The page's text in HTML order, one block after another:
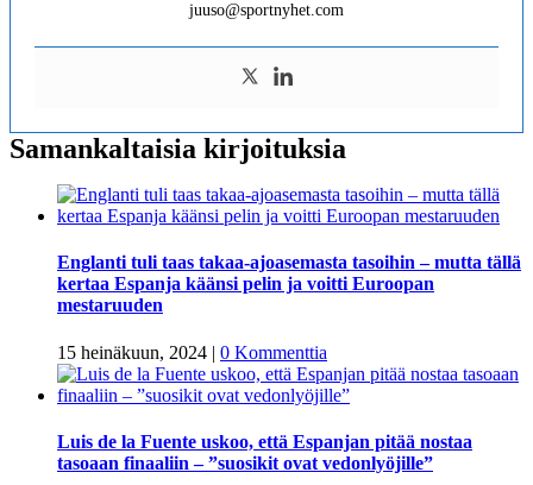
juuso@sportnyhet.com
Samankaltaisia kirjoituksia
Englanti tuli taas takaa-ajoasemasta tasoihin – mutta tällä
kertaa Espanja käänsi pelin ja voitti Euroopan
mestaruuden
15 heinäkuun, 2024 | 0 Kommenttia
Luis de la Fuente uskoo, että Espanjan pitää nostaa
tasoaan finaaliin – ”suosikit ovat vedonlyöjille”